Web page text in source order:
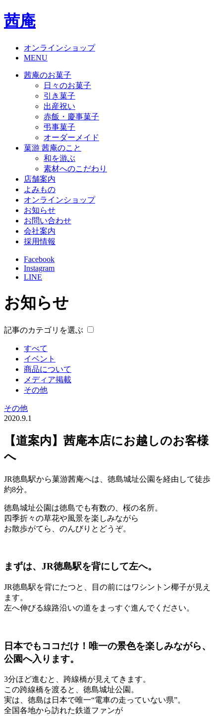
茜庵
オンラインショップ
MENU
茜庵のお菓子
日々のお菓子
引き菓子
出産祝い
赤飯・慶事菓子
弔事菓子
オーダーメイド
菓游 茜庵のこと
和を游ぶ
素材へのこだわり
店舗案内
よみもの
オンラインショップ
お知らせ
お問い合わせ
会社案内
採用情報
Facebook
Instagram
LINE
お知らせ
記事のカテゴリを選ぶ
すべて
イベント
商品について
メディア掲載
その他
その他
2020.9.1
【道案内】茜庵本店にお越しのお客様
へ
JR徳島駅から菓游茜庵へは、徳島城址公園を経由して徒歩
約8分。
徳島城址公園は徳島でも有数の、桜の名所。
四季折々の草花や風景を楽しみながら
お散歩がてら、のんびりとどうぞ。
まずは、JR徳島駅を背にして左へ。
JR徳島駅を背にたつと、目の前にはワシントン椰子が見え
ます。
左へ伸びる線路沿いの道をまっすぐ進んでください。
日本でもココだけ！唯一の景色を楽しみながら、
公園へ入ります。
3分ほど進むと、跨線橋が見えてきます。
この跨線橋を渡ると、徳島城址公園。
実は、徳島は日本で唯一“電車の走っていない県”。
全国各地から訪れた鉄道ファンが